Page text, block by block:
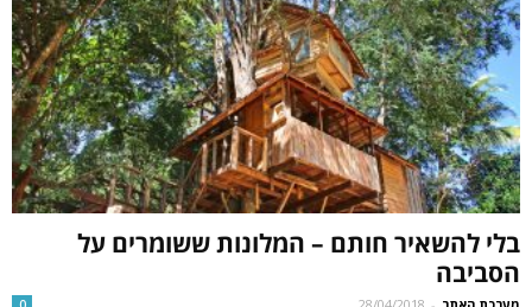
בלי להשאיר חותם – המלונות ששומרים על
הסביבה